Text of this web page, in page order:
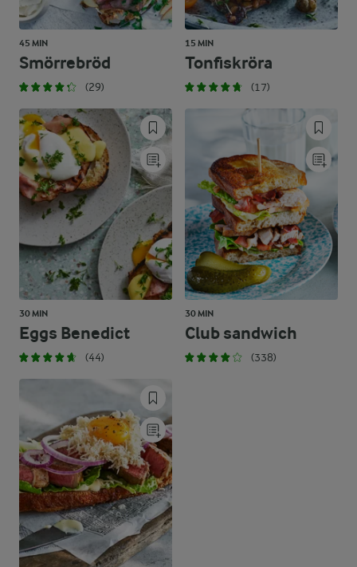
45 MIN
Smörrebröd
(29)
15 MIN
Tonfiskröra
(17)
30 MIN
Eggs Benedict
(44)
30 MIN
Club sandwich
(338)